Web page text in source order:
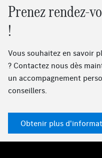
Prenez rendez-
!
Vous souhaitez en savoir
? Contactez nous dès
un accompagnement
conseillers.
Obtenir plus